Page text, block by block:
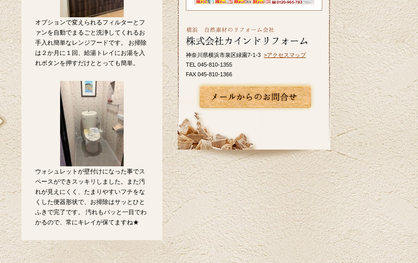
オプションで変えられるフィルターとフ
ァンを自動でまるごと洗浄してくれるお
手入れ簡単なレンジフードです。 お掃除
は２か月に１回、給湯トレイにお湯を入
れボタンを押すだけととっても簡単。
ウォシュレットが壁付けになった事でス
ペースができスッキリしました。また汚
れが見えにくく、たまりやすいフチをな
くした便器形状で、お掃除はサッとひと
ふきで完了です。 汚れもパッと一目でわ
かるので、常にキレイが保てますね★
皆さま、こんにちは。晴れ間の少ない日が
をアップ致しましたのでご覧ください。カ
インドリフォームではお見積り・ご相談を
無料で行っております。お気軽にお問い合
わせください。
いよいよ梅雨入りですね。憂鬱な季節だか
らこそ、お家の中では快適に過ごしたいも
のです。横浜市I区T様邸のキッチンリフォー
ム事例をアップ致しましたのでご覧くださ
い。カインドリフォームではお見積り・ご
相談を無料で行っております。お気軽にお
問い合わせください。
2026/05/27
皆さま、こんにちは。夏のように暑い日が
あり体調管理が難しいですね。横浜市K区E
様邸のバス・洗面のリフォーム事例をアッ
プ致しましたのでご覧下さい。お見積り、
ご相談は無料です。お気軽にお問合せ下さ
い。
2026/04/24
ツツジの花が街を鮮やかに彩り、お出かけ
神奈川県横浜市泉区緑園7-1-3 >アクセスマップ
TEL 045-810-1355
FAX 045-810-1366